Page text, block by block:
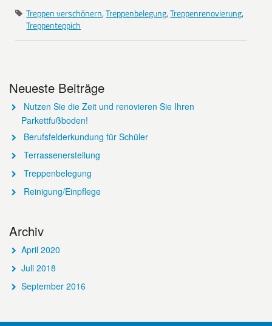
Treppen verschönern,Treppenbelegung,Treppenrenovierung,
Treppenteppich
Neueste Beiträge
Nutzen Sie die Zeit und renovieren Sie Ihren
Parkettfußboden!
Berufsfelderkundung für Schüler
Terrassenerstellung
Treppenbelegung
Reinigung/Einpflege
Archiv
April 2020
Juli 2018
September 2016